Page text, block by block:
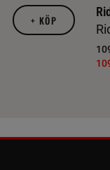
+ KÖP